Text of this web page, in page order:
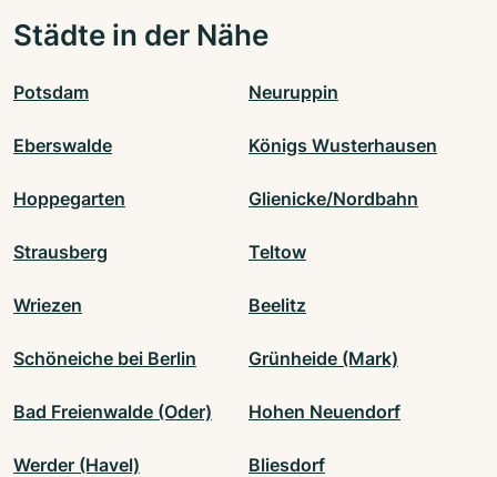
Städte in der Nähe
Potsdam Neuruppin
Eberswalde Königs Wusterhausen
Hoppegarten Glienicke/Nordbahn
Strausberg Teltow
Wriezen Beelitz
Schöneiche bei Berlin Grünheide (Mark)
Bad Freienwalde (Oder) Hohen Neuendorf
Werder (Havel) Bliesdorf